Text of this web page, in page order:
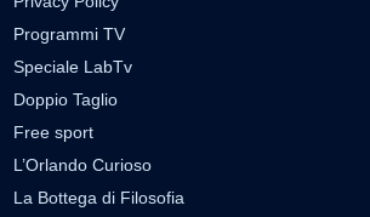
Programmi TV
Speciale LabTv
Doppio Taglio
Free sport
L’Orlando Curioso
La Bottega di Filosofia